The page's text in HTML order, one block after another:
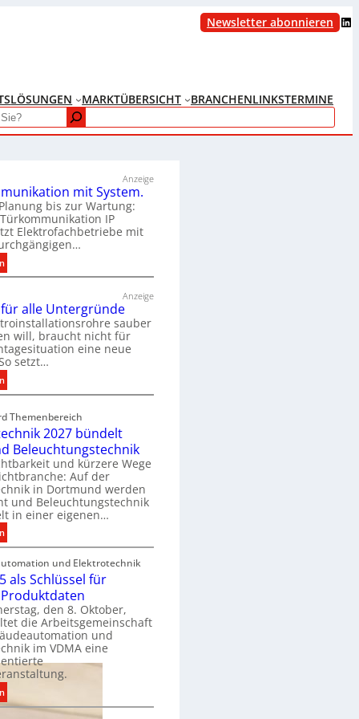
Newsletter abonnieren LinkedIn
LÖSUNGEN MARKTÜBERSICHT BRANCHENLINKSTERMINE
Anzeige
mit System.
bis zur Wartung:
IP
Elektrofachbetriebe mit
:
T
r
k
o
m
m
u
n
i
k
a
t
i
o
n
m
i
t
S
y
s
t
e
m
.
Anzeige
für alle Untergründe
sauber
will, braucht nicht für
eine neue
setzt…
:
E
C
l
i
p
f
ü
r
a
l
l
e
U
n
t
e
r
g
r
Themenbereich
2027 bündelt
Beleuchtungstechnik
und kürzere Wege
Auf der
in Dortmund werden
und Beleuchtungstechnik
in einer eigenen…
:
E
l
e
k
t
r
o
t
e
c
h
und Elektrotechnik
als Schlüssel für
den 8. Oktober,
die Arbeitsgemeinschaft
und
im VDMA eine
:
V